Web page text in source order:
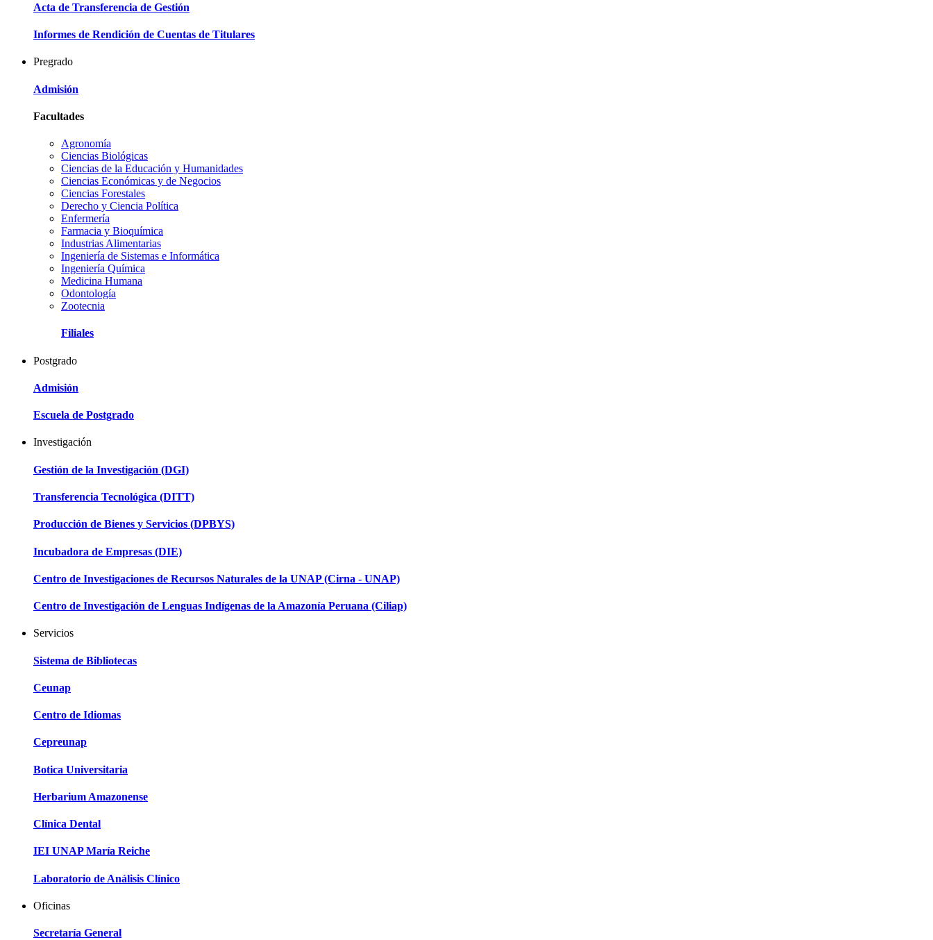
Acta de Transferencia de Gestión
Informes de Rendición de Cuentas de Titulares
Pregrado
Admisión
Facultades
Agronomía
Ciencias Biológicas
Ciencias de la Educación y Humanidades
Ciencias Económicas y de Negocios
Ciencias Forestales
Derecho y Ciencia Política
Enfermería
Farmacia y Bioquímica
Industrias Alimentarias
Ingeniería de Sistemas e Informática
Ingeniería Química
Medicina Humana
Odontología
Zootecnia
Filiales
Postgrado
Admisión
Escuela de Postgrado
Investigación
Gestión de la Investigación (DGI)
Transferencia Tecnológica (DITT)
Producción de Bienes y Servicios (DPBYS)
Incubadora de Empresas (DIE)
Centro de Investigaciones de Recursos Naturales de la UNAP (Cirna - UNAP)
Centro de Investigación de Lenguas Indígenas de la Amazonía Peruana (Ciliap)
Servicios
Sistema de Bibliotecas
Ceunap
Centro de Idiomas
Cepreunap
Botica Universitaria
Herbarium Amazonense
Clínica Dental
IEI UNAP María Reiche
Laboratorio de Análisis Clínico
Oficinas
Secretaría General